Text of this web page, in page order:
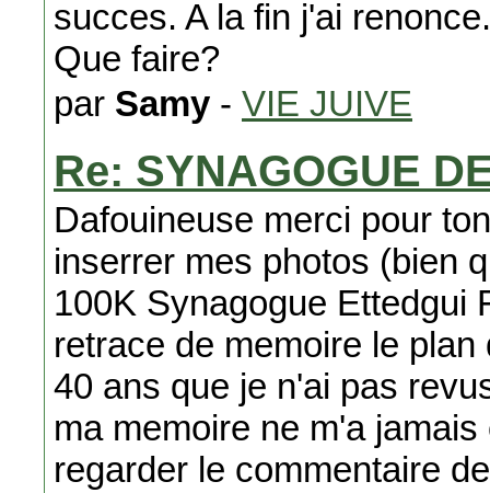
succes. A la fin j'ai
Que faire?
par Samy - VIE JUIVE
Re: SYNAGOGUE
Dafouineuse merci pour
inserrer mes photos (bien
100K Synagogue Ettedgui
retrace de memoire le
40 ans que je n'ai pas
ma memoire ne m'a
regarder le commentaire